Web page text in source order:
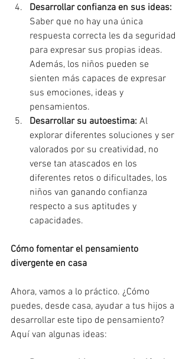
Desarrollar confianza en sus ideas:
Saber que no hay una única
respuesta correcta les da seguridad
para expresar sus propias ideas.
Además, los niños pueden se
sienten más capaces de expresar
sus emociones, ideas y
pensamientos.
Desarrollar su autoestima: Al
explorar diferentes soluciones y ser
valorados por su creatividad, no
verse tan atascados en los
diferentes retos o dificultades, los
niños van ganando confianza
respecto a sus aptitudes y
capacidades.
Cómo fomentar el pensamiento
divergente en casa
Ahora, vamos a lo práctico. ¿Cómo
puedes, desde casa, ayudar a tus hijos a
desarrollar este tipo de pensamiento?
Aquí van algunas ideas: